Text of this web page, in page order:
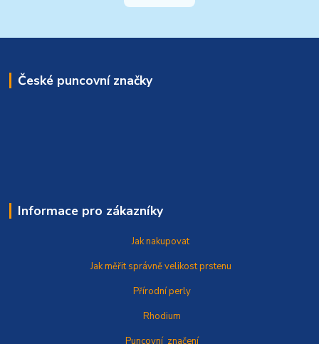
České puncovní značky
Informace pro zákazníky
Jak nakupovat
Jak měřit správněvelikost prstenu
Přírodní perly
Rhodium
Puncovní značení